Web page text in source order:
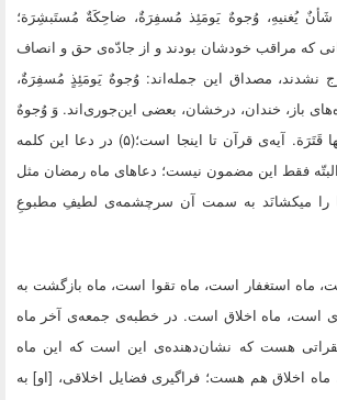
یُغنیهِ، وُجوهٌ یَومَئِذ مُسفِرَةٌ، ضاحِکَةٌ مُستَبشِرَة؛
که مراقب خودشان بودند و از جادّه‌ى حق و انصاف
نشدند، مصداق این جمله‌اند: وُجوهٌ یَومَئِذٍ مُسفِرَةٌ،
باز، خندان، درخشان، بعضى این‌جورى‌اند. وَ وُجوهٌ
یَومَئِذٍ عَلَیها غَبَرَةٌ، تَرهَقُها قَتَرَة. آیه‌ى قرآن تا اینجا است؛(۵) در دعا این کلمه
فقط این مضمون نیست؛ دعاهاى ماه رمضان مثل
را میکشانَد به سمت آن سرچشمه‌ى لطیفِ مطبوعِ
ماه استغفار است، ماه تقوا است، ماه بازگشت به
است، ماه اخلاق است. در خطبه‌ى جمعه‌ى آخر ماه
هست که نشان‌دهنده‌ى این است که این ماه
اخلاق هم هست؛ فراگیرى فضایل اخلاقى، [او] به